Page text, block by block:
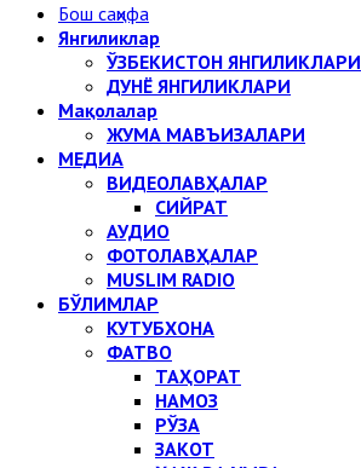
Бош саҳифа
Янгиликлар
ЎЗБЕКИСТОН ЯНГИЛИКЛАРИ
ДУНЁ ЯНГИЛИКЛАРИ
Мақолалар
ЖУМА МАВЪИЗАЛАРИ
МЕДИА
ВИДЕОЛАВҲАЛАР
СИЙРАТ
АУДИО
ФОТОЛАВҲАЛАР
MUSLIM RADIO
БЎЛИМЛАР
КУТУБХОНА
ФАТВО
ТАҲОРАТ
НАМОЗ
РЎЗА
ЗАКОТ